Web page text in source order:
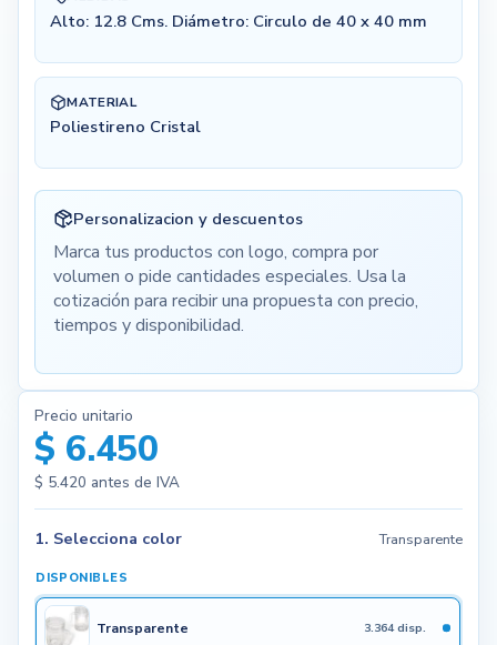
Alto: 12.8 Cms. Diámetro: Circulo de 40 x 40 mm
MATERIAL
Poliestireno Cristal
Personalizacion y descuentos
Marca tus productos con logo, compra por
volumen o pide cantidades especiales. Usa la
cotización para recibir una propuesta con precio,
tiempos y disponibilidad.
Precio unitario
$ 6.450
$ 5.420 antes de IVA
1. Selecciona color Transparente
DISPONIBLES
Transparente 3.364 disp.